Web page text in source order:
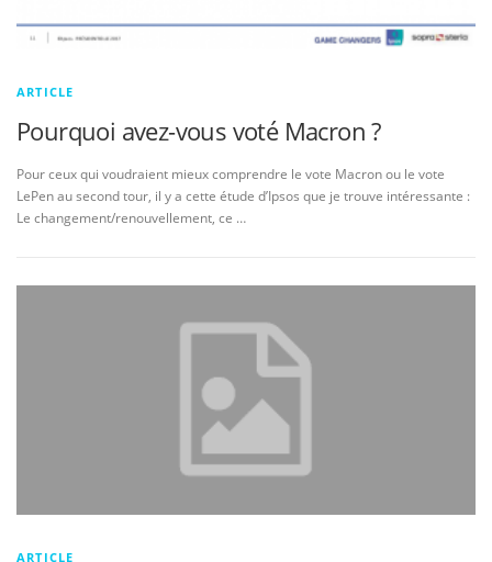
ARTICLE
Pourquoi avez-vous voté Macron ?
Pour ceux qui voudraient mieux comprendre le vote Macron ou le vote
LePen au second tour, il y a cette étude d’Ipsos que je trouve intéressante :
Le changement/renouvellement, ce …
ARTICLE